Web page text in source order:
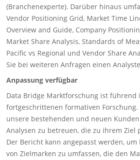
(Branchenexperte). Darüber hinaus
Vendor Positioning Grid, Market Time
Overview and Guide, Company
Market Share Analysis, Standards of
Pacific vs Regional und Vendor Share
Sie bei weiteren Anfragen einen
Anpassung verfügbar
Data Bridge Marktforschung ist führend
fortgeschrittenen formativen
unsere bestehenden und neuen
Analysen zu betreuen, die zu ihrem Ziel
Der Bericht kann angepasst werden, um
von Zielmarken zu umfassen, die den